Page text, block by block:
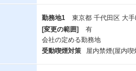
勤務地1
東京都 千代田区 大
[変更の範囲]
有
会社の定める勤務地
受動喫煙対策
屋内禁煙(屋内